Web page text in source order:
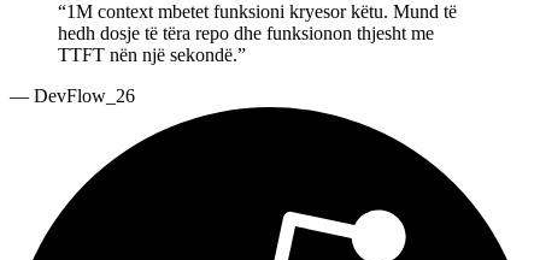
“1M context mbetet funksioni kryesor këtu. Mund të
hedh dosje të tëra repo dhe funksionon thjesht me
TTFT nën një sekondë.”
— DevFlow_26